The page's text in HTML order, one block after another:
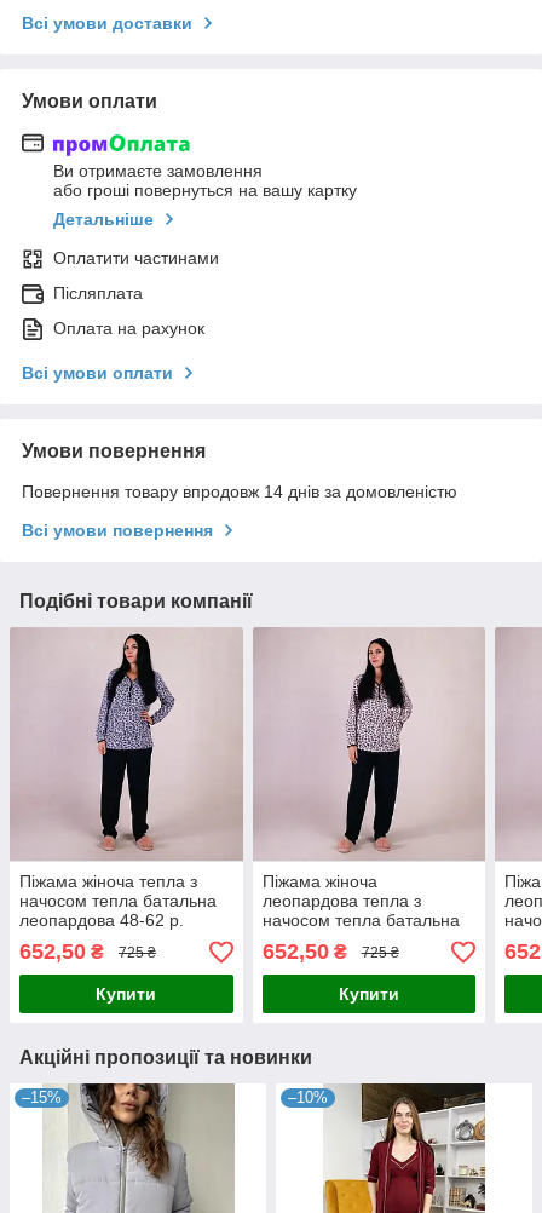
Всі умови доставки
Умови оплати
Ви отримаєте замовлення
або гроші повернуться на вашу картку
Детальніше
Оплатити частинами
Післяплата
Оплата на рахунок
Всі умови оплати
Умови повернення
Повернення товару впродовж 14 днів за домовленістю
Всі умови повернення
Подібні товари компанії
Піжама жіноча тепла з
начосом тепла батальна
леопардова 48-62 р.
652,50 ₴ 725 ₴
Купити
Піжама жіноча
леопардова тепла з
начосом тепла батальна
652,50₴ 725 ₴
Купити
Акційні пропозиції та новинки
–15% –10%